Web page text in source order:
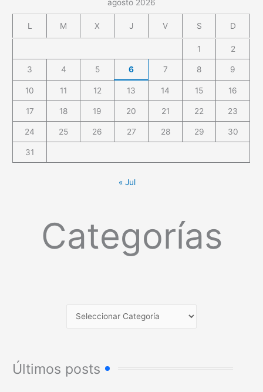
agosto 2026
L M X J V S D
1 2
3 4 5 6 7 8 9
10 11 12 13 14 15 16
17 18 19 20 21 22 23
24 25 26 27 28 29 30
31
« Jul
Categorías
Últimos posts